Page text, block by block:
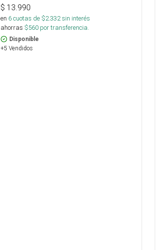
$ 13.990
en 6cuotas de $2.332sin interés
ahorras $560 por transferencia.
Disponible
+5 Vendidos